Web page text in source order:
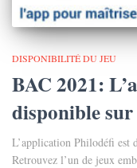
DISPONIBILITÉ DU JEU
BAC 2021:
disponible sur
L’application Philodéfi est
Retrouvez l’un de jeux